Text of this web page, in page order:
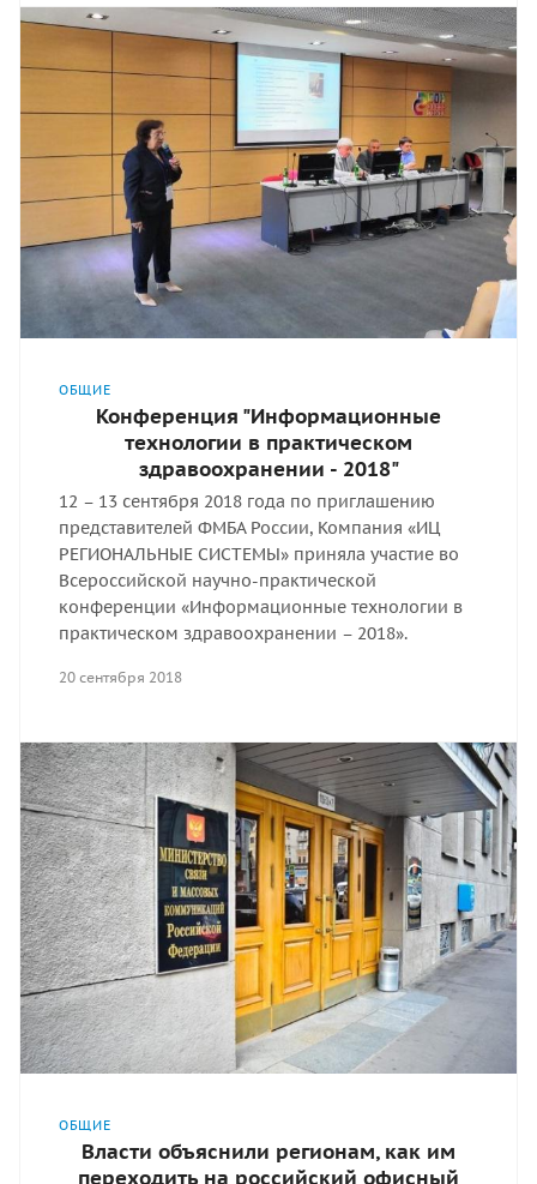
ОБЩИЕ
Конференция "Информационные
технологии в практическом
здравоохранении - 2018"
12 – 13 сентября 2018 года по приглашению
представителей ФМБА России, Компания «ИЦ
РЕГИОНАЛЬНЫЕ СИСТЕМЫ» приняла участие во
Всероссийской научно-практической
конференции «Информационные технологии в
практическом здравоохранении – 2018».
20 сентября 2018
ОБЩИЕ
Власти объяснили регионам, как им
переходить на российский офисный